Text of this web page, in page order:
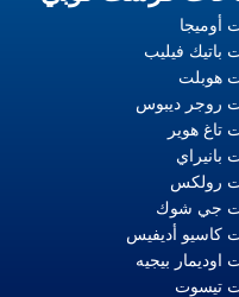
أوميجا
باتيك فيليب
هوبلت
روجر ديبوس
تاغ هوير
بانيراي
رولكس
جي شوك
كاسيو أديفيس
اوديمار بيجيه
تيسوت